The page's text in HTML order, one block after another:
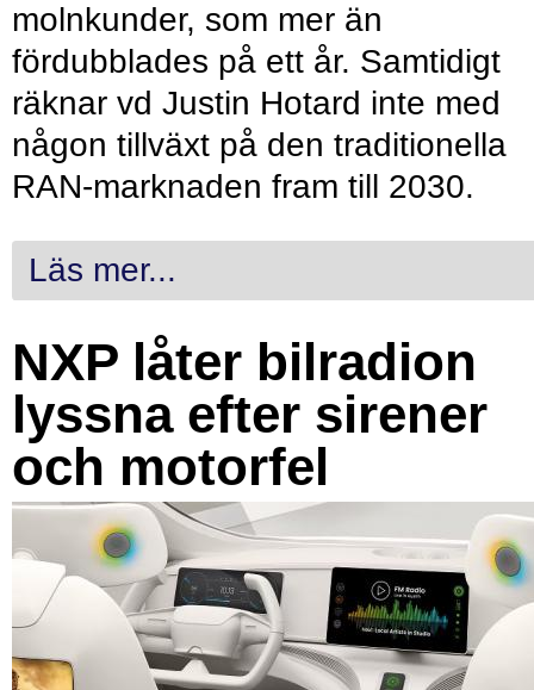
molnkunder, som mer än
fördubblades på ett år. Samtidigt
räknar vd Justin Hotard inte med
någon tillväxt på den traditionella
RAN-marknaden fram till 2030.
Läs mer...
NXP låter bilradion
lyssna efter sirener
och motorfel